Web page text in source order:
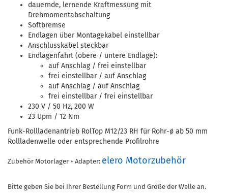
dauernde, lernende Kraftmessung mit
Drehmomentabschaltung
Softbremse
Endlagen über Montagekabel einstellbar
Anschlusskabel steckbar
Endlagenfahrt (obere / untere Endlage):
auf Anschlag / frei einstellbar
frei einstellbar / auf Anschlag
auf Anschlag / auf Anschlag
frei einstellbar / frei einstellbar
230 V / 50 Hz, 200 W
23 Upm / 12 Nm
Funk-Rollladenantrieb RolTop M12/23 RH für Rohr-ø ab 50 mm
Rollladenwelle oder entsprechende Profilrohre
Zubehör Motorlager + Adapter: elero Motorzubehör
Bitte geben Sie bei Ihrer Bestellung Form und Größe der Welle an.